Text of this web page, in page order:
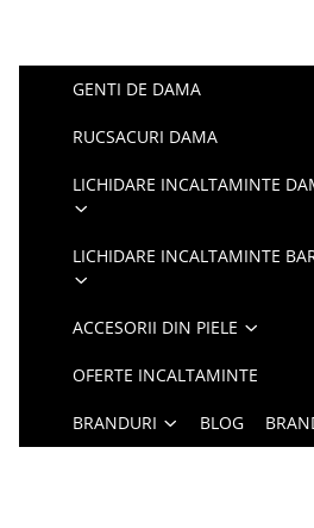
GENTI DE DAMA
RUCSACURI DAMA
LICHIDARE INCALTAMINTE
LICHIDARE INCALTAMINTE
ACCESORII DIN PIELE
OFERTE INCALTAMINTE
BRANDURI BLOG